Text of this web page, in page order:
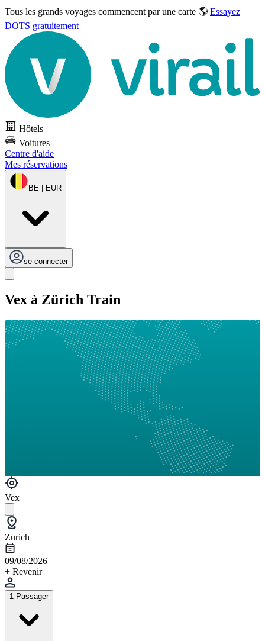
Tous les grands voyages commencent par une carte 🌎 Essayez
DOTS gratuitement
Hôtels
Voitures
Centre d'aide
Mes réservations
BE | EUR
se connecter
Vex à Zürich Train
Vex
Zurich
09/08/2026
+ Revenir
1 Passager